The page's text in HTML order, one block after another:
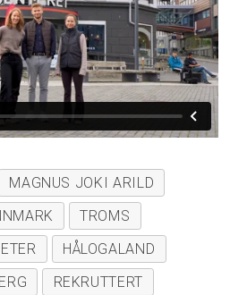
MAGNUS JOKI ARILD
TROMS
HÅLOGALAND
REKRUTTERT